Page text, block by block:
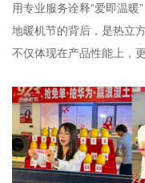
用专业服务诠释“爱即温暖”
地暖机节的背后，是热立
不仅体现在产品性能上，